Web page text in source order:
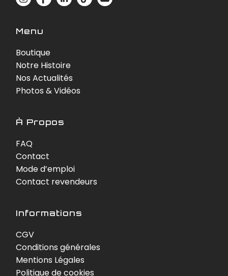
Menu
Boutique
Notre Histoire
Nos Actualités
Photos & Vidéos
À Propos
FAQ
Contact
Mode d’emploi
Contact revendeurs
Informations
CGV
Conditions générales
Mentions Légales
Politique de cookies